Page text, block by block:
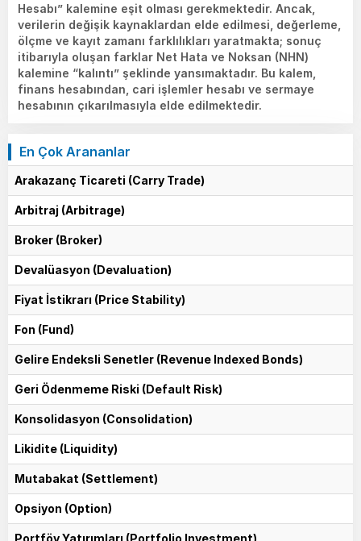
Hesabı” kalemine eşit olması gerekmektedir. Ancak,
verilerin değişik kaynaklardan elde edilmesi, değerleme,
ölçme ve kayıt zamanı farklılıkları yaratmakta; sonuç
itibarıyla oluşan farklar Net Hata ve Noksan (NHN)
kalemine “kalıntı” şeklinde yansımaktadır. Bu kalem,
finans hesabından, cari işlemler hesabı ve sermaye
hesabının çıkarılmasıyla elde edilmektedir.
En Çok Arananlar
Arakazanç Ticareti (Carry Trade)
Arbitraj (Arbitrage)
Broker (Broker)
Devalüasyon (Devaluation)
Fiyat İstikrarı (Price Stability)
Fon (Fund)
Gelire Endeksli Senetler (Revenue Indexed Bonds)
Geri Ödenmeme Riski (Default Risk)
Konsolidasyon (Consolidation)
Likidite (Liquidity)
Mutabakat (Settlement)
Opsiyon (Option)
Portföy Yatırımları (Portfolio Investment)